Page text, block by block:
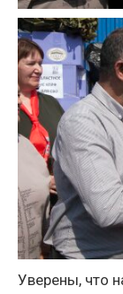
Уверены, что